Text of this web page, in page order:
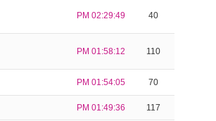
PM 02:29:49 40
PM 01:58:12 110
PM 01:54:05 70
PM 01:49:36 117